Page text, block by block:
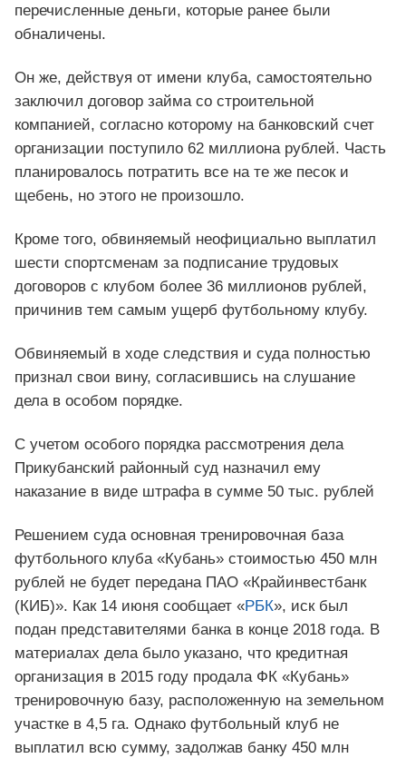
перечисленные деньги, которые ранее были
обналичены.
Он же, действуя от имени клуба, самостоятельно
заключил договор займа со строительной
компанией, согласно которому на банковский счет
организации поступило 62 миллиона рублей. Часть
планировалось потратить все на те же песок и
щебень, но этого не произошло.
Кроме того, обвиняемый неофициально выплатил
шести спортсменам за подписание трудовых
договоров с клубом более 36 миллионов рублей,
причинив тем самым ущерб футбольному клубу.
Обвиняемый в ходе следствия и суда полностью
признал свои вину, согласившись на слушание
дела в особом порядке.
С учетом особого порядка рассмотрения дела
Прикубанский районный суд назначил ему
наказание в виде штрафа в сумме 50 тыс. рублей
Решением суда основная тренировочная база
футбольного клуба «Кубань» стоимостью 450 млн
рублей не будет передана ПАО «Крайинвестбанк
(КИБ)». Как 14 июня сообщает «РБК», иск был
подан представителями банка в конце 2018 года. В
материалах дела было указано, что кредитная
организация в 2015 году продала ФК «Кубань»
тренировочную базу, расположенную на земельном
участке в 4,5 га. Однако футбольный клуб не
выплатил всю сумму, задолжав банку 450 млн